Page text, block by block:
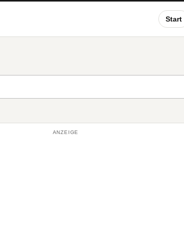
Start
ANZEIGE